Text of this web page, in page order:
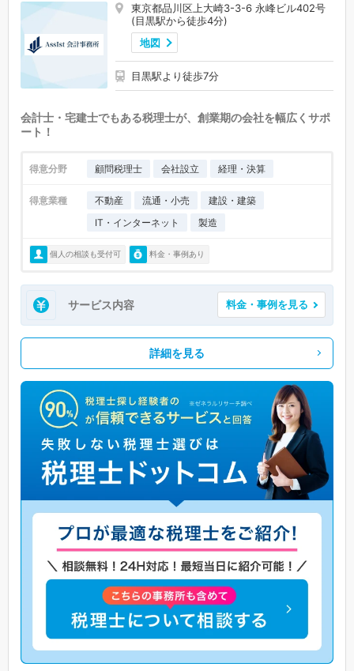
東京都品川区上大崎3-3-6 永峰ビル402号
(目黒駅から徒歩4分)
地図
目黒駅より徒歩7分
会計士・宅建士でもある税理士が、創業期の会社を幅広くサポ
ート！
得意分野 顧問税理士 会社設立 経理・決算
得意業種 不動産 流通・小売
建設・建築
IT・インターネット
製造
個人の相談も受付可 料金・事例あり
サービス内容 料金・事例を見る
詳細を見る